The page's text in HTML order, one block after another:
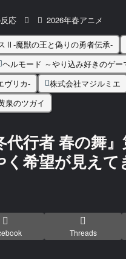
応 2026年春アニメ
Ⅱ-魔獣の王と偽りの勇者伝承-
ヘルモード ～やり込み好きのゲ
ヴリカ-
株式会社マジルミエ
泉のツガイ
代行者 春の舞
く希望が見えて
Threads